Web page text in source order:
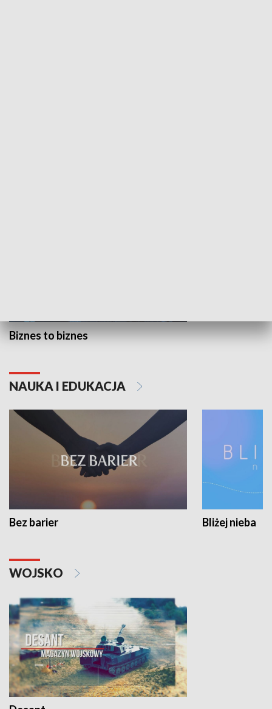
Biznes to biznes
NAUKA I EDUKACJA
Bez barier Bliżej nieba
WOJSKO